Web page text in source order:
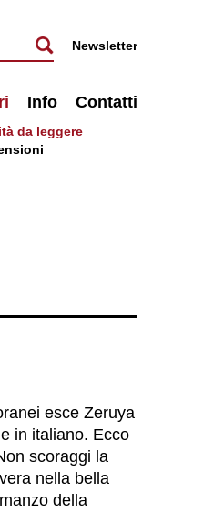
Newsletter
da leggere
Info Contatti
esce Zeruya
in italiano. Ecco
scoraggi la
nella bella
della